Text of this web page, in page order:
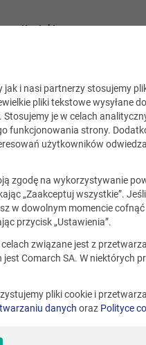
Kontakt
jak i nasi partnerzy stosujemy
pliki tekstowe wysyłane
je w celach
funkcjonowania strony.
użytkowników
zgodę na wykorzystywanie
„Zaakceptuj wszystkie”.
w dowolnym momencie
przycisk „Ustawienia”.
związane jest z
Comarch SA. W niektórych
pliki cookie i
danych oraz Polityce